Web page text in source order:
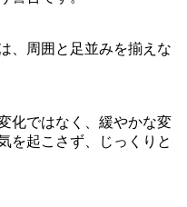
、周囲と足並みを揃えな
化ではなく、緩やかな変
を起こさず、じっくりと